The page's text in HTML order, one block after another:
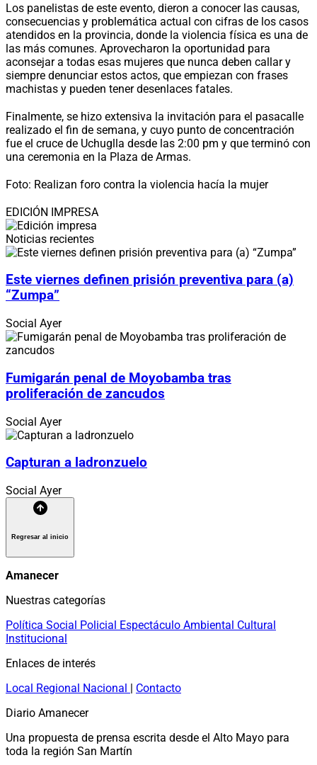
Los panelistas de este evento, dieron a conocer las causas,
consecuencias y problemática actual con cifras de los casos
atendidos en la provincia, donde la violencia física es una de
las más comunes. Aprovecharon la oportunidad para
aconsejar a todas esas mujeres que nunca deben callar y
siempre denunciar estos actos, que empiezan con frases
machistas y pueden tener desenlaces fatales.
Finalmente, se hizo extensiva la invitación para el pasacalle
realizado el fin de semana, y cuyo punto de concentración
fue el cruce de Uchuglla desde las 2:00 pm y que terminó con
una ceremonia en la Plaza de Armas.
Foto: Realizan foro contra la violencia hacía la mujer
EDICIÓN IMPRESA
Noticias recientes
Este viernes definen prisión preventiva para (a)
“Zumpa”
Social Ayer
Fumigarán penal de Moyobamba tras
proliferación de zancudos
Social Ayer
Capturan a ladronzuelo
Social Ayer
Regresar al inicio
Amanecer
Nuestras categorías
Política Social Policial Espectáculo Ambiental Cultural
Institucional
Enlaces de interés
Local Regional Nacional | Contacto
Diario Amanecer
Una propuesta de prensa escrita desde el Alto Mayo para
toda la región San Martín